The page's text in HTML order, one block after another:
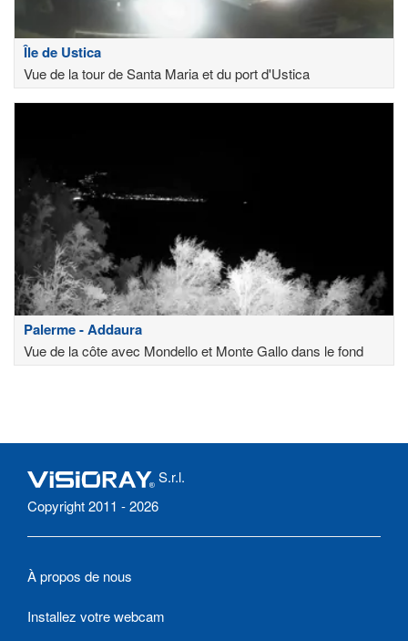
Île de Ustica
Vue de la tour de Santa Maria et du port d'Ustica
Palerme - Addaura
Vue de la côte avec Mondello et Monte Gallo dans le fond
S.r.l.
Copyright 2011 - 2026
À propos de nous
Installez votre webcam